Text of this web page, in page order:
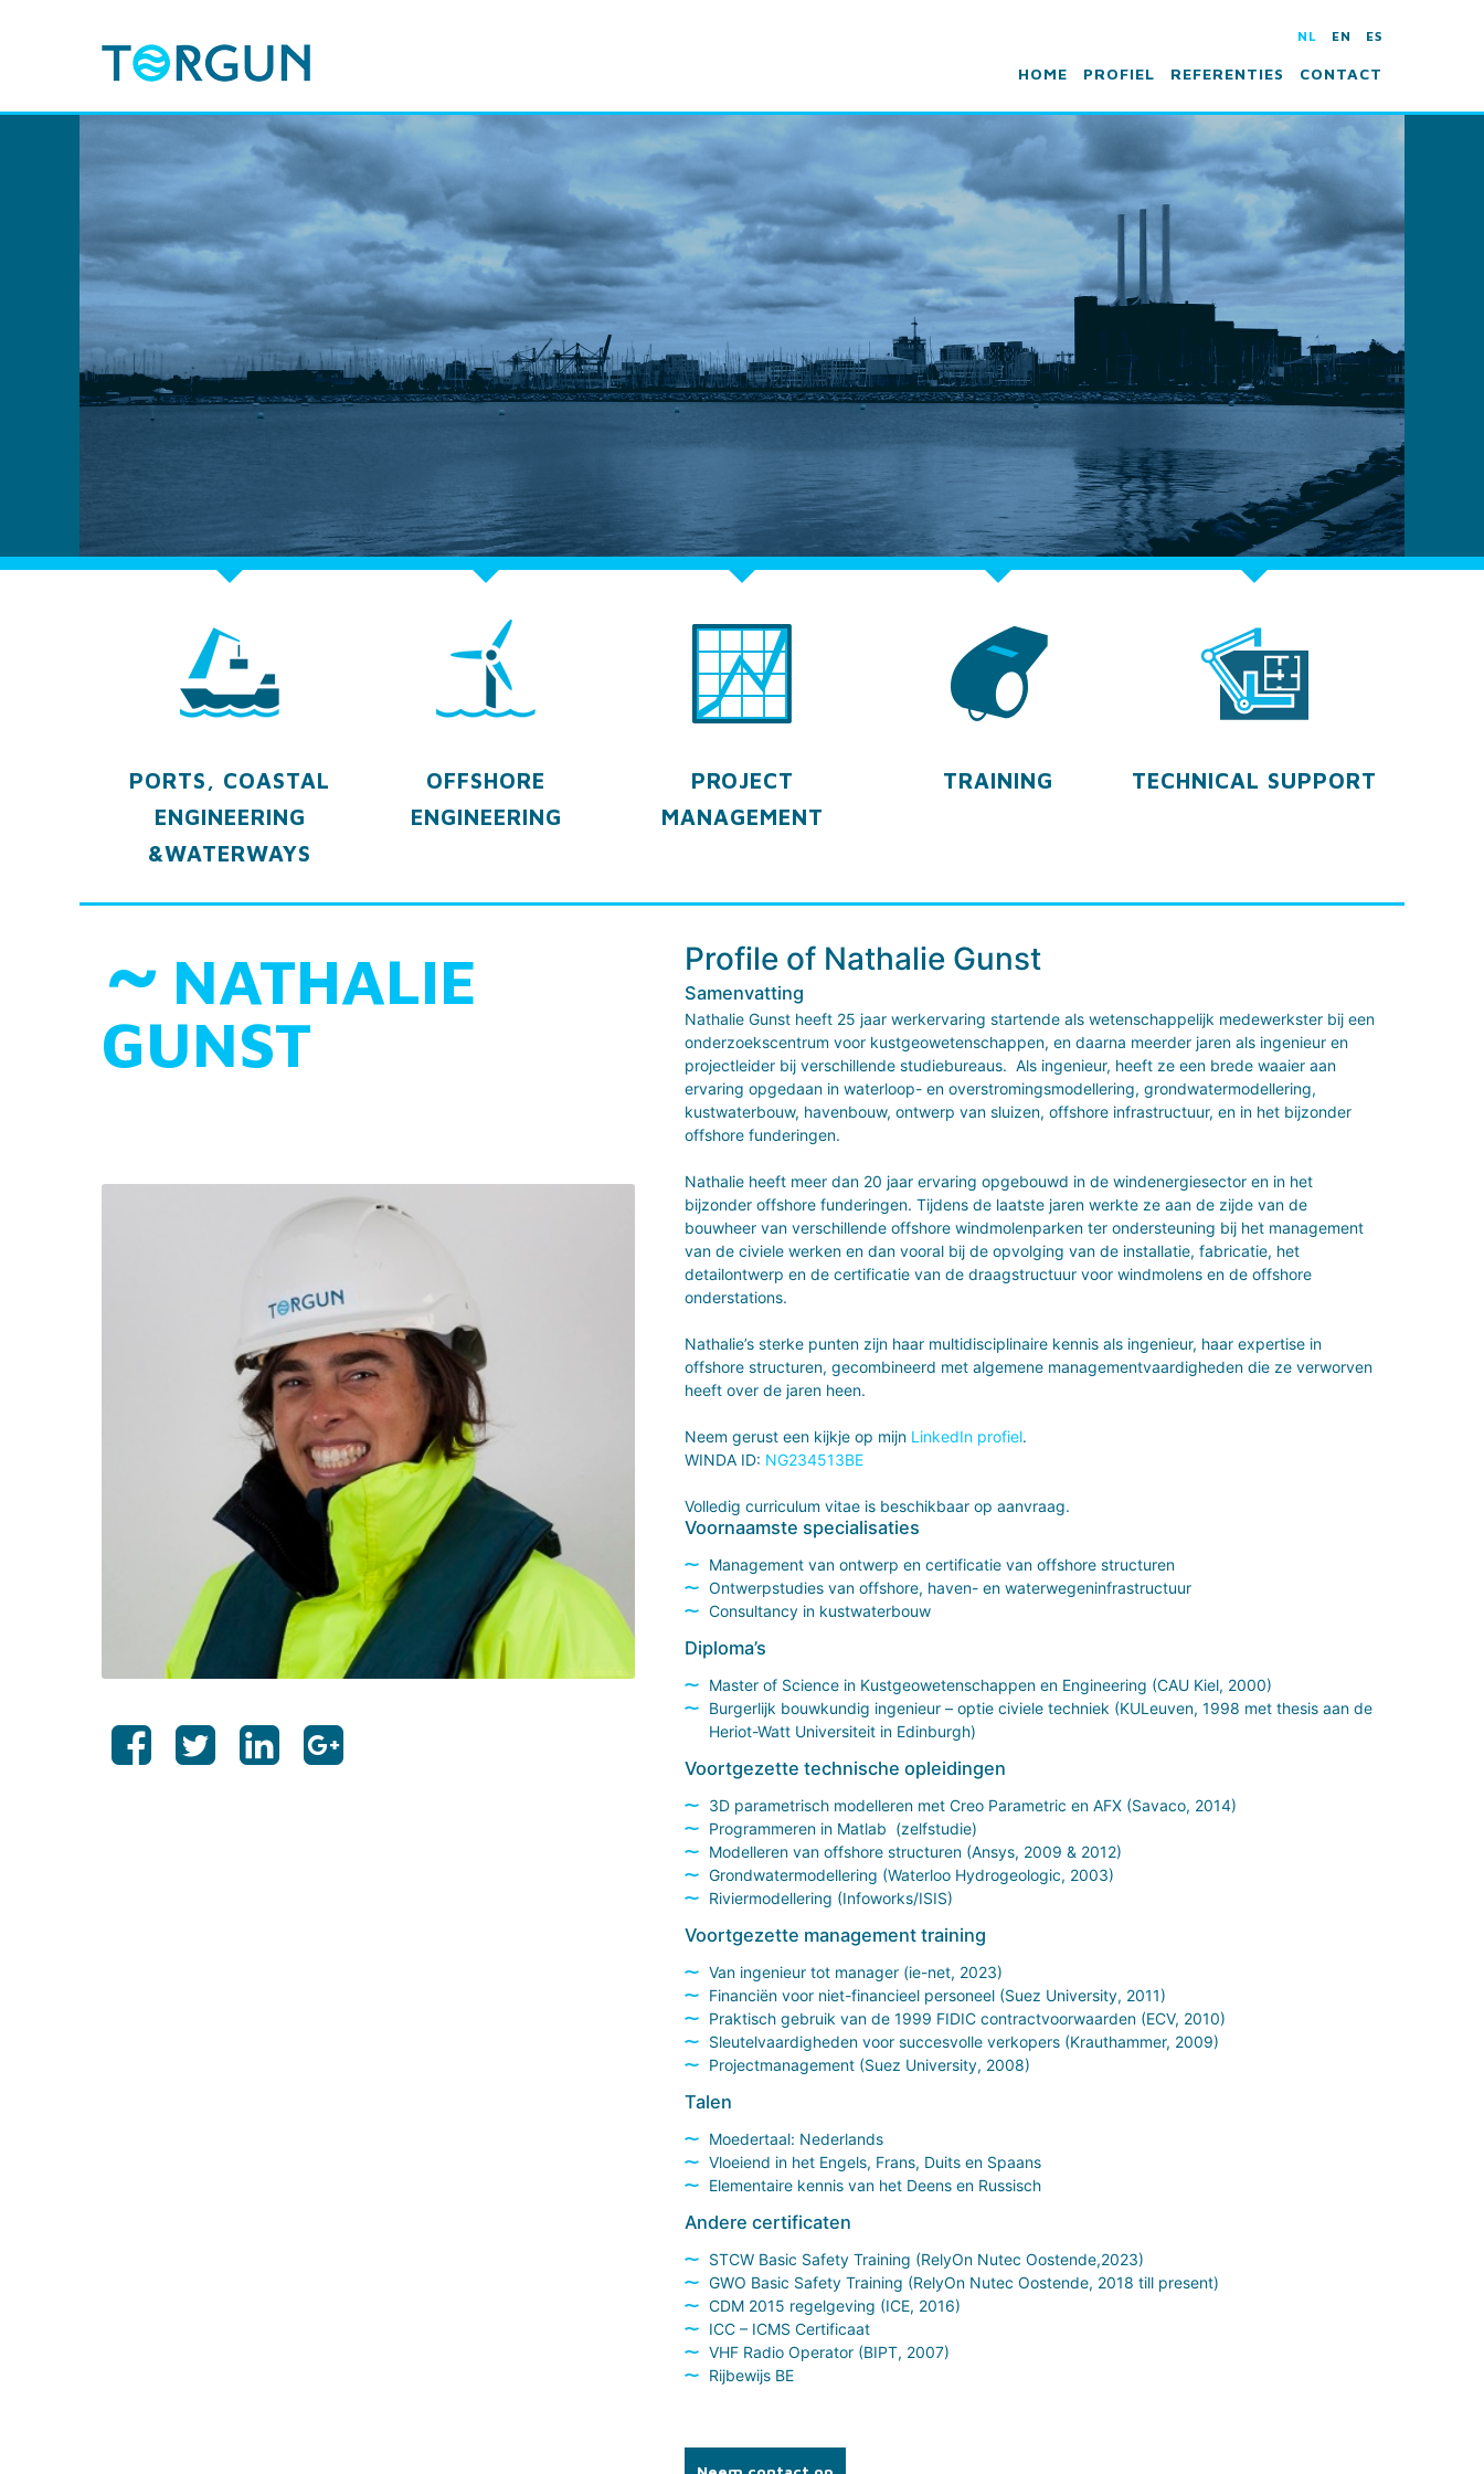
NL EN ES
HOME PROFIEL REFERENTIES CONTACT
PORTS, COASTAL
ENGINEERING
&WATERWAYS
OFFSHORE
ENGINEERING
PROJECT
MANAGEMENT
TRAINING TECHNICAL SUPPORT
˜ NATHALIE
GUNST
Profile of Nathalie Gunst
Samenvatting
Nathalie Gunst heeft 25 jaar werkervaring startende als wetenschappelijk medewerkster bij een
onderzoekscentrum voor kustgeowetenschappen, en daarna meerder jaren als ingenieur en
projectleider bij verschillende studiebureaus. Als ingenieur, heeft ze een brede waaier aan
ervaring opgedaan in waterloop- en overstromingsmodellering, grondwatermodellering,
kustwaterbouw, havenbouw, ontwerp van sluizen, offshore infrastructuur, en in het bijzonder
offshore funderingen.
Nathalie heeft meer dan 20 jaar ervaring opgebouwd in de windenergiesector en in het
bijzonder offshore funderingen. Tijdens de laatste jaren werkte ze aan de zijde van de
bouwheer van verschillende offshore windmolenparken ter ondersteuning bij het management
van de civiele werken en dan vooral bij de opvolging van de installatie, fabricatie, het
detailontwerp en de certificatie van de draagstructuur voor windmolens en de offshore
onderstations.
Nathalie’s sterke punten zijn haar multidisciplinaire kennis als ingenieur, haar expertise in
offshore structuren, gecombineerd met algemene managementvaardigheden die ze verworven
heeft over de jaren heen.
Neem gerust een kijkje op mijn LinkedIn profiel.
WINDA ID: NG234513BE
Volledig curriculum vitae is beschikbaar op aanvraag.
Voornaamste specialisaties
Management van ontwerp en certificatie van offshore structuren
Ontwerpstudies van offshore, haven- en waterwegeninfrastructuur
Consultancy in kustwaterbouw
Diploma’s
Master of Science in Kustgeowetenschappen en Engineering (CAU Kiel, 2000)
Burgerlijk bouwkundig ingenieur – optie civiele techniek (KULeuven, 1998 met thesis aan de
Heriot-Watt Universiteit in Edinburgh)
Voortgezette technische opleidingen
3D parametrisch modelleren met Creo Parametric en AFX (Savaco, 2014)
Programmeren in Matlab (zelfstudie)
Modelleren van offshore structuren (Ansys, 2009 & 2012)
Grondwatermodellering (Waterloo Hydrogeologic, 2003)
Riviermodellering (Infoworks/ISIS)
Voortgezette management training
Van ingenieur tot manager (ie-net, 2023)
Financiën voor niet-financieel personeel (Suez University, 2011)
Praktisch gebruik van de 1999 FIDIC contractvoorwaarden (ECV, 2010)
Sleutelvaardigheden voor succesvolle verkopers (Krauthammer, 2009)
Projectmanagement (Suez University, 2008)
Talen
Moedertaal: Nederlands
Vloeiend in het Engels, Frans, Duits en Spaans
Elementaire kennis van het Deens en Russisch
Andere certificaten
STCW Basic Safety Training (RelyOn Nutec Oostende,2023)
GWO Basic Safety Training (RelyOn Nutec Oostende, 2018 till present)
CDM 2015 regelgeving (ICE, 2016)
ICC – ICMS Certificaat
VHF Radio Operator (BIPT, 2007)
Rijbewijs BE